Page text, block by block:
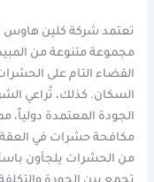
تعتمد شركة كلين هاوس
مجموعة متنوعة من
القضاء التام على
السكان. كذلك، تُراعي
الجودة المعتمدة
مكافحة حشرات في العقة.
من الحشرات يلجأون